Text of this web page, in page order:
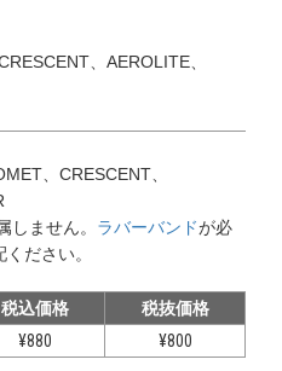
、AEROLITE、
、CRESCENT、
ません。 ラバーバンドが必
ださい。
税込価格
税抜価格
¥880 ¥800